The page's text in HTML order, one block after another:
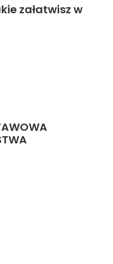
załatwisz w